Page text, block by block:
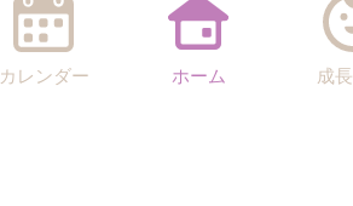
カレンダー ホーム 成